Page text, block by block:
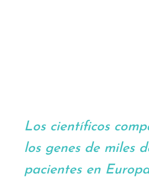
Los científicos
los genes de miles
pacientes en